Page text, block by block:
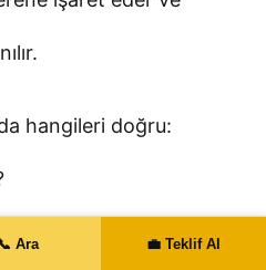
hangileri doğru:
“lended”
Ara 💼 Teklif Al